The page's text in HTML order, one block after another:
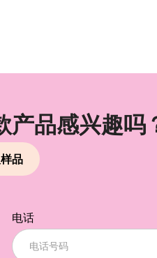
产品感兴趣吗
品
电话